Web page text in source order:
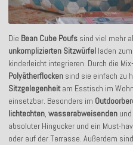
Die Bean Cube Poufs sind viel mehr
unkomplizierten Sitzwürfel laden
kinderleicht integrieren. Durch die
Polyätherflocken sind sie einfach zu
Sitzgelegenheitam Esstisch im
einsetzbar. Besonders im
lichtechten, wasserabweisenden und
absoluter Hingucker und ein Must-
oder auf der Terrasse. Außerdem